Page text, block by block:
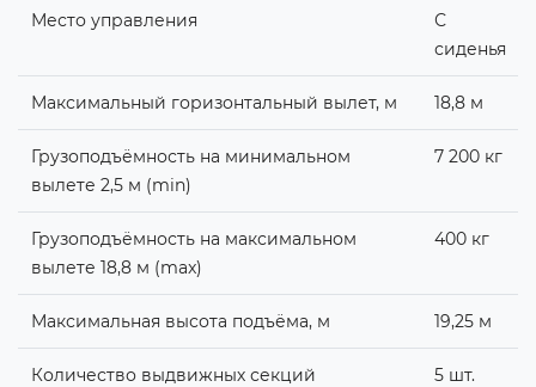
Место управления
С
сиденья
Максимальный горизонтальный вылет, м 18,8 м
Грузоподъёмность на минимальном
вылете 2,5 м (min)
7 200 кг
Грузоподъёмность на максимальном
вылете 18,8 м (max)
400 кг
Максимальная высота подъёма, м 19,25 м
Количество выдвижных секций 5 шт.